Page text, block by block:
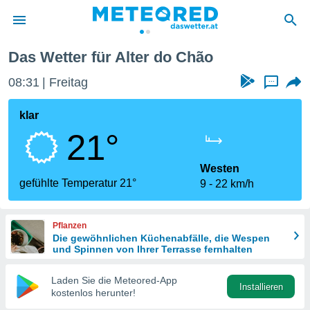
wurde
dass
sind.
diese
Das Wetter für Alter do Chão
08:31 Freitag ...
klar
21°
gefühlte Temperatur 21°
Westen
9
22 km/h
Pflanzen
Die gewöhnlichen Küchenabfälle, die Wespen
und Spinnen von Ihrer Terrasse fernhalten
Laden Sie die Meteored-App
kostenlos herunter!
Installieren